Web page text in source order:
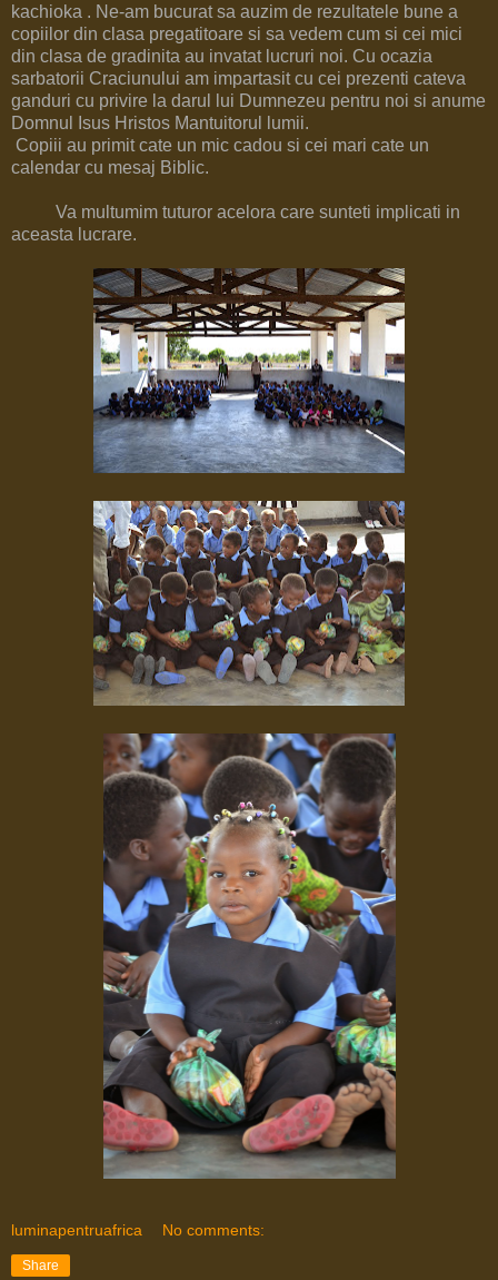
kachioka . Ne-am bucurat sa auzim de rezultatele bune a
copiilor din clasa pregatitoare si sa vedem cum si cei mici
din clasa de gradinita au invatat lucruri noi. Cu ocazia
sarbatorii Craciunului am impartasit cu cei prezenti cateva
ganduri cu privire la darul lui Dumnezeu pentru noi si anume
Domnul Isus Hristos Mantuitorul lumii.
Copiii au primit cate un mic cadou si cei mari cate un
calendar cu mesaj Biblic.
Va multumim tuturor acelora care sunteti implicati in
aceasta lucrare.
luminapentruafrica No comments:
Share